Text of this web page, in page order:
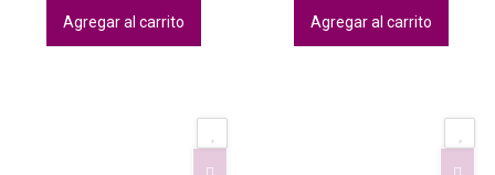
Agregar al carrito Agregar al carrito